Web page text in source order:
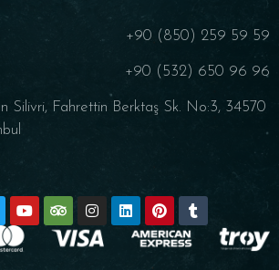
+90 (850) 259 59 59
+90 (532) 650 96 96
Silivri, Fahrettin Berktaş Sk. No:3, 34570